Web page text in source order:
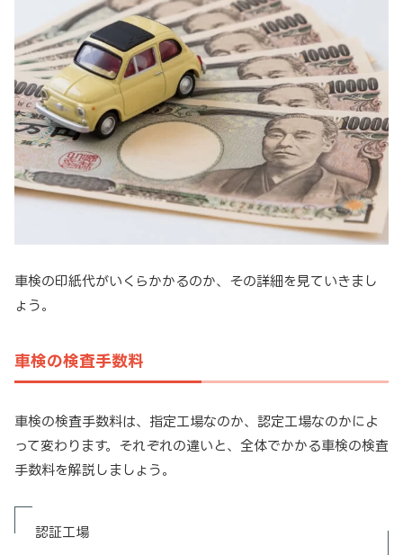
車検の印紙代がいくらかかるのか、その詳細を見ていきまし
ょう。
車検の検査手数料
車検の検査手数料は、指定工場なのか、認定工場なのかによ
って変わります。それぞれの違いと、全体でかかる車検の検査
手数料を解説しましょう。
認証工場